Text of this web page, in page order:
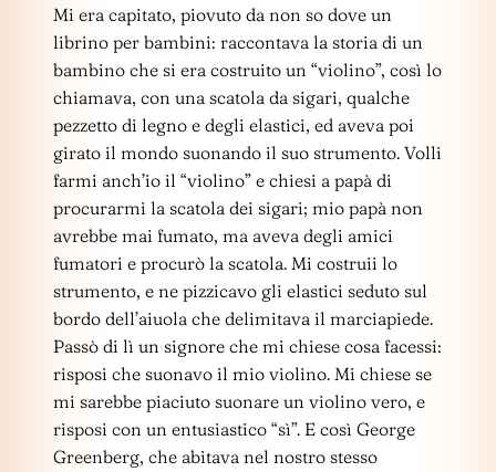
Mi era capitato, piovuto da non so dove un
librino per bambini: raccontava la storia di un
bambino che si era costruito un “violino”, così lo
chiamava, con una scatola da sigari, qualche
pezzetto di legno e degli elastici, ed aveva poi
girato il mondo suonando il suo strumento. Volli
farmi anch’io il “violino” e chiesi a papà di
procurarmi la scatola dei sigari; mio papà non
avrebbe mai fumato, ma aveva degli amici
fumatori e procurò la scatola. Mi costruii lo
strumento, e ne pizzicavo gli elastici seduto sul
bordo dell’aiuola che delimitava il marciapiede.
Passò di lì un signore che mi chiese cosa facessi:
risposi che suonavo il mio violino. Mi chiese se
mi sarebbe piaciuto suonare un violino vero, e
risposi con un entusiastico “sì”. E così George
Greenberg, che abitava nel nostro stesso